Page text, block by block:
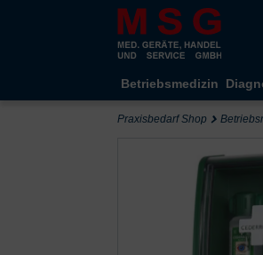
Kompletten Head der Seite überspringen
Betriebsmedizin
Praxisbedarf Shop